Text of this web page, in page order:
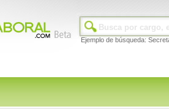
Ejemplo de búsqueda: